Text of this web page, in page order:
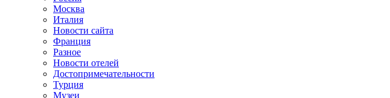
Москва
Италия
Новости сайта
Франция
Разное
Новости отелей
Достопримечательности
Турция
Музеи